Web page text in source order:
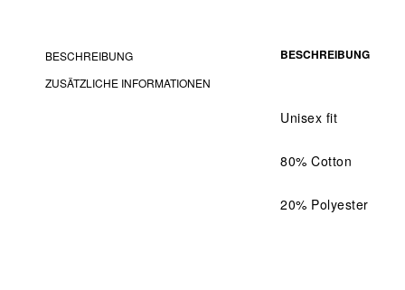
BESCHREIBUNG
ZUSÄTZLICHE INFORMATIONEN
BESCHREIBUNG
Unisex fit
80% Cotton
20% Polyester